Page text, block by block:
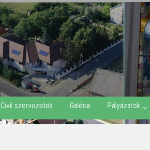
Civil szervezetek Galéria Pályázatok